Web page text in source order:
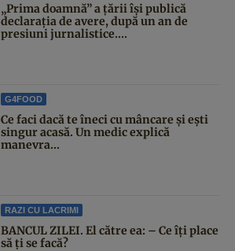
„Prima doamnă” a țării își publică
declarația de avere, după un an de
presiuni jurnalistice....
G4FOOD
Ce faci dacă te îneci cu mâncare și ești
singur acasă. Un medic explică
manevra...
RAZI CU LACRIMI
BANCUL ZILEI. El către ea: – Ce îți place
să ți se facă?